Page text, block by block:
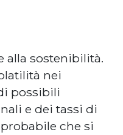
alla sostenibilità.
nei
possibili
e dei tassi di
che si